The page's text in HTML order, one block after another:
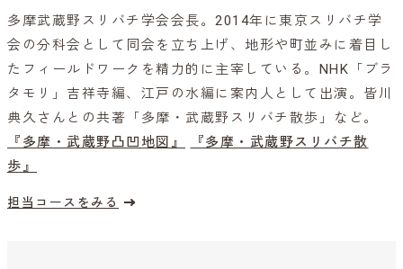
多摩武蔵野スリバチ学会会長。2014年に東京スリバチ学
会の分科会として同会を立ち上げ、地形や町並みに着目し
たフィールドワークを精力的に主宰している。NHK「ブラ
タモリ」吉祥寺編、江戸の水編に案内人として出演。皆川
典久さんとの共著「多摩・武蔵野スリバチ散歩」など。
『多摩・武蔵野凸凹地図』
『多摩・武蔵野スリバチ散
歩』
担当コースをみる